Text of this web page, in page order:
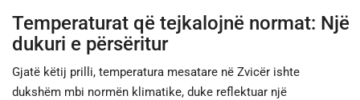
SHENDETI
Temperaturat që tejkalojnë normat: Një
dukuri e përsëritur
Gjatë këtij prilli, temperatura mesatare në Zvicër ishte
dukshëm mbi normën klimatike, duke reflektuar një